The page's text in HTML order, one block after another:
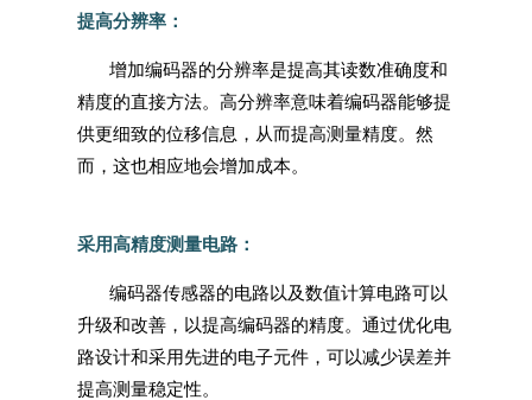
提高分辨率：
增加编码器的分辨率是提高其读数准确度和
精度的直接方法。高分辨率意味着编码器能够提
供更细致的位移信息，从而提高测量精度。然
而，这也相应地会增加成本。
采用高精度测量电路：
编码器传感器的电路以及数值计算电路可以
升级和改善，以提高编码器的精度。通过优化电
路设计和采用先进的电子元件，可以减少误差并
提高测量稳定性。